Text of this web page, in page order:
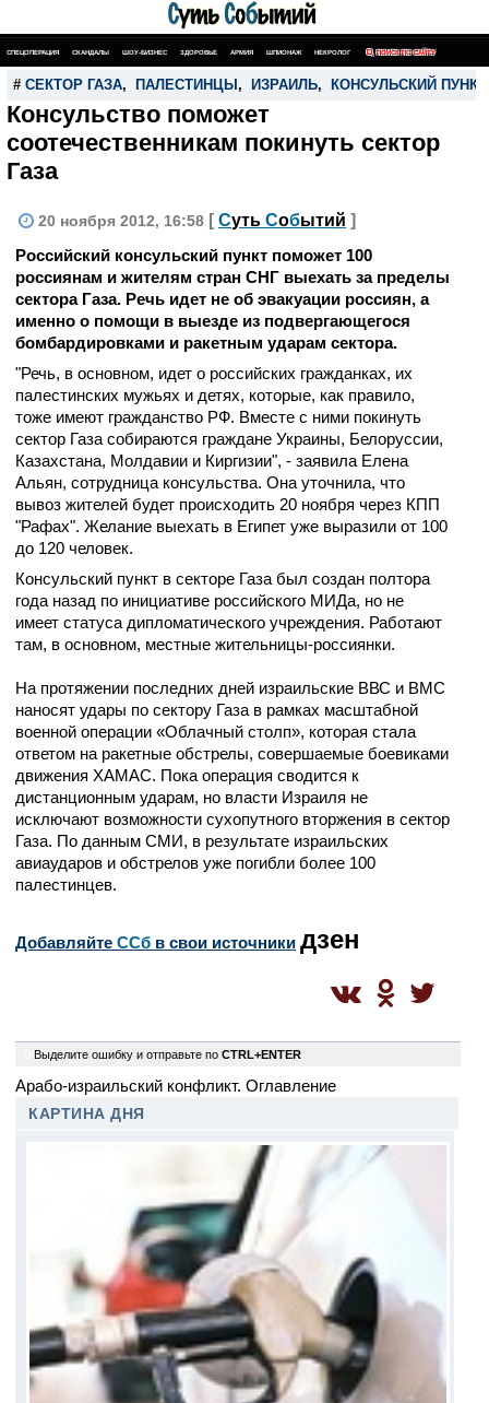
СПЕЦОПЕРАЦИЯ СКАНДАЛЫ ШОУ-БИЗНЕС ЗДОРОВЬЕ АРМИЯ ШПИОНАЖ НЕКРОЛОГ ПОИСК ПО САЙТУ
# СЕКТОР ГАЗА, ПАЛЕСТИНЦЫ , ИЗРАИЛЬ, КОНСУЛЬСКИЙ ПУНКТ
Консульство поможет
соотечественникам покинуть сектор
Газа
20 ноября 2012, 16:58 [ Суть Событий ]
Российский консульский пункт поможет 100
россиянам и жителям стран СНГ выехать за пределы
сектора Газа. Речь идет не об эвакуации россиян, а
именно о помощи в выезде из подвергающегося
бомбардировками и ракетным ударам сектора.
"Речь, в основном, идет о российских гражданках, их
палестинских мужьях и детях, которые, как правило,
тоже имеют гражданство РФ. Вместе с ними покинуть
сектор Газа собираются граждане Украины, Белоруссии,
Казахстана, Молдавии и Киргизии", - заявила Елена
Альян, сотрудница консульства. Она уточнила, что
вывоз жителей будет происходить 20 ноября через КПП
"Рафах". Желание выехать в Египет уже выразили от 100
до 120 человек.
Консульский пункт в секторе Газа был создан полтора
года назад по инициативе российского МИДа, но не
имеет статуса дипломатического учреждения. Работают
там, в основном, местные жительницы-россиянки.
На протяжении последних дней израильские ВВС и ВМС
наносят удары по сектору Газа в рамках масштабной
военной операции «Облачный столп», которая стала
ответом на ракетные обстрелы, совершаемые боевиками
движения ХАМАС. Пока операция сводится к
дистанционным ударам, но власти Израиля не
исключают возможности сухопутного вторжения в сектор
Газа. По данным СМИ, в результате израильских
авиаударов и обстрелов уже погибли более 100
палестинцев.
Добавляйте CСб в свои источники дзен
Выделите ошибку и отправьте по CTRL+ENTER
Арабо-израильский конфликт. Оглавление
КАРТИНА ДНЯ